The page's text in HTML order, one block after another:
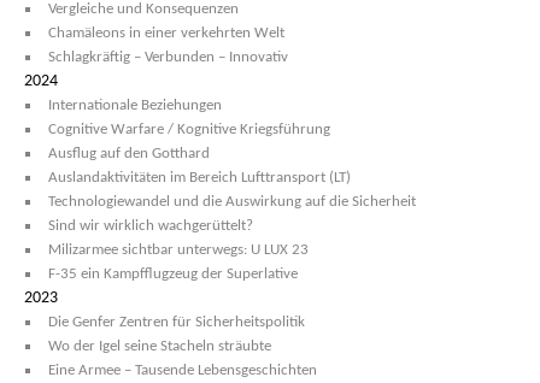
Vergleiche und Konsequenzen
Chamäleons in einer verkehrten Welt
Schlagkräftig – Verbunden – Innovativ
2024
Internationale Beziehungen
Cognitive Warfare / Kognitive Kriegsführung
Ausflug auf den Gotthard
Auslandaktivitäten im Bereich Lufttransport (LT)
Technologiewandel und die Auswirkung auf die Sicherheit
Sind wir wirklich wachgerüttelt?
Milizarmee sichtbar unterwegs: U LUX 23
F-35 ein Kampfflugzeug der Superlative
2023
Die Genfer Zentren für Sicherheitspolitik
Wo der Igel seine Stacheln sträubte
Eine Armee – Tausende Lebensgeschichten